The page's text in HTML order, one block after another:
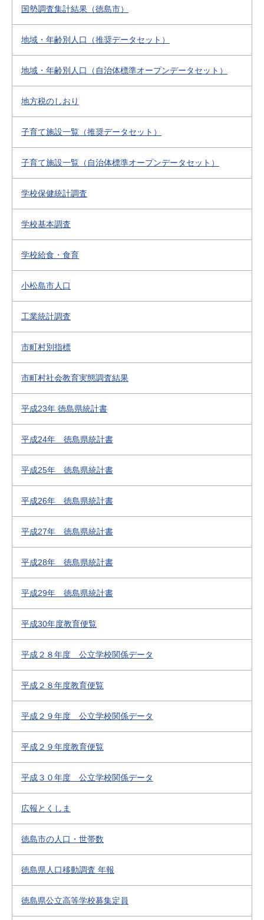
国勢調査集計結果（徳島市）
地域・年齢別人口（推奨データセット）
地域・年齢別人口（自治体標準オープンデータセット）
地方税のしおり
子育て施設一覧（推奨データセット）
子育て施設一覧（自治体標準オープンデータセット）
学校保健統計調査
学校基本調査
学校給食・食育
小松島市人口
工業統計調査
市町村別指標
市町村社会教育実態調査結果
平成23年 徳島県統計書
平成24年 徳島県統計書
平成25年 徳島県統計書
平成26年 徳島県統計書
平成27年 徳島県統計書
平成28年 徳島県統計書
平成29年 徳島県統計書
平成30年度教育便覧
平成２８年度 公立学校関係データ
平成２８年度教育便覧
平成２９年度 公立学校関係データ
平成２９年度教育便覧
平成３０年度 公立学校関係データ
広報とくしま
徳島市の人口・世帯数
徳島県人口移動調査 年報
徳島県公立高等学校募集定員